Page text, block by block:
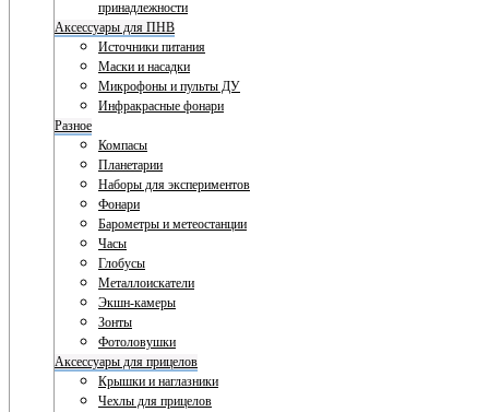
принадлежности
Аксессуары для ПНВ
Источники питания
Маски и насадки
Микрофоны и пульты ДУ
Инфракрасные фонари
Разное
Компасы
Планетарии
Наборы для экспериментов
Фонари
Барометры и метеостанции
Часы
Глобусы
Металлоискатели
Экшн-камеры
Зонты
Фотоловушки
Аксессуары для прицелов
Крышки и наглазники
Чехлы для прицелов